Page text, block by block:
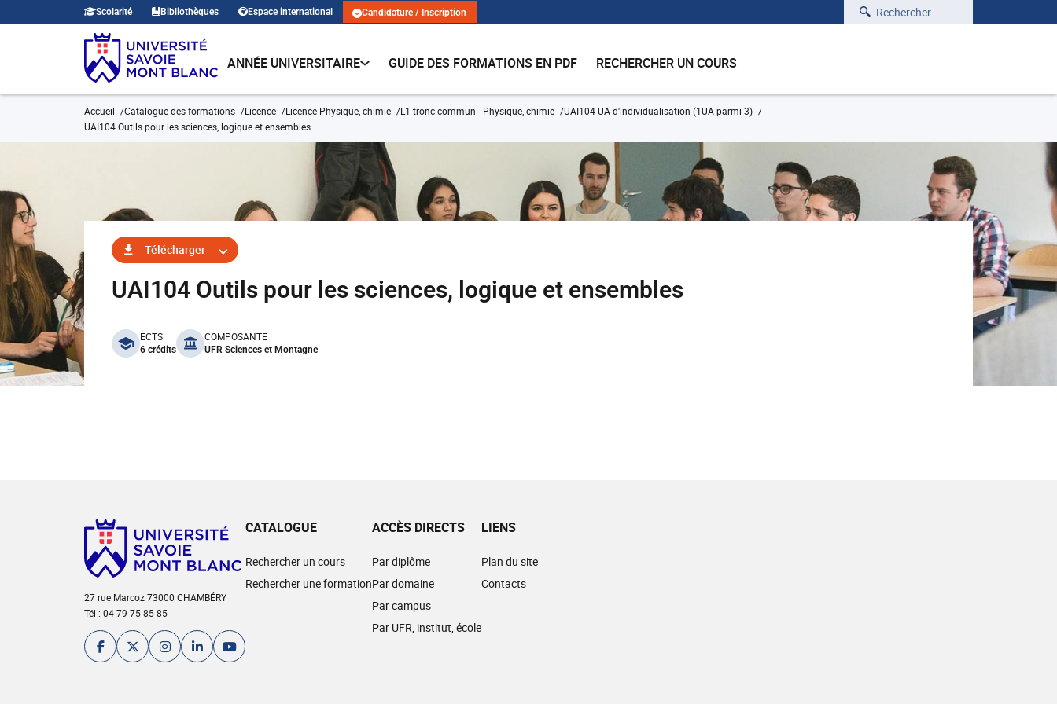
Scolarité Bibliothèques Espace international Candidature / Inscription Rechercher
ANNÉE UNIVERSITAIRE GUIDE DES FORMATIONS EN PDF RECHERCHER UN COURS
Accueil Catalogue des formations Licence Licence Physique, chimie L1 tronc commun - Physique, chimie
UAI104 UA d'individualisation (1UA parmi 3)
UAI104 Outils pour les sciences, logique et ensembles
Télécharger
UAI104 Outils pour les sciences, logique et ensembles
benefits
ECTS
6 crédits
COMPOSANTE
UFR Sciences et Montagne
27 rue Marcoz 73000 CHAMBÉRY
Tél : 04 79 75 85 85
CATALOGUE
Rechercher un cours
Rechercher une formation
ACCÈS DIRECTS
Par diplôme
Par domaine
Par campus
Par UFR, institut, école
LIENS
Plan du site
Contacts